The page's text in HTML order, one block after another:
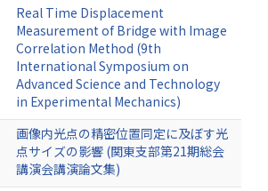
Real Time Displacement
Measurement of Bridge with Image
Correlation Method (9th
International Symposium on
Advanced Science and Technology
in Experimental Mechanics)
画像内光点の精密位置同定に及ぼす光
点サイズの影響 (関東支部第21期総会
講演会講演論文集)